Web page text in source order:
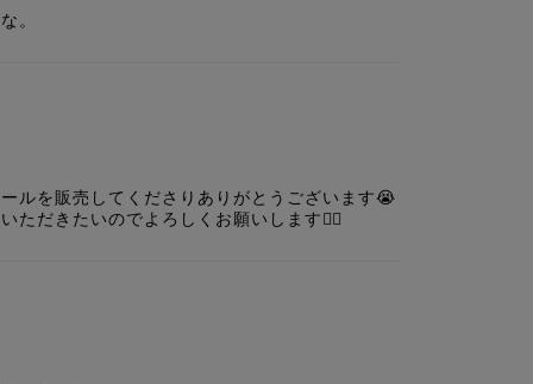
。
ルを販売してくださりありがとうございます😭
ただきたいのでよろしくお願いします🙇‍♀️